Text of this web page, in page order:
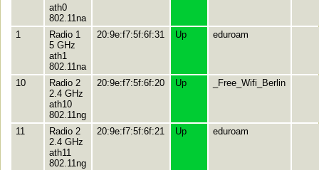
ath0
802.11na
1
Radio 1
5 GHz
ath1
802.11na
20:9e:f7:5f:6f:31 Up eduroam
10
Radio 2
2.4 GHz
ath10
802.11ng
20:9e:f7:5f:6f:20 Up _Free_Wifi_Berlin
11
Radio 2
2.4 GHz
ath11
802.11ng
20:9e:f7:5f:6f:21 Up eduroam